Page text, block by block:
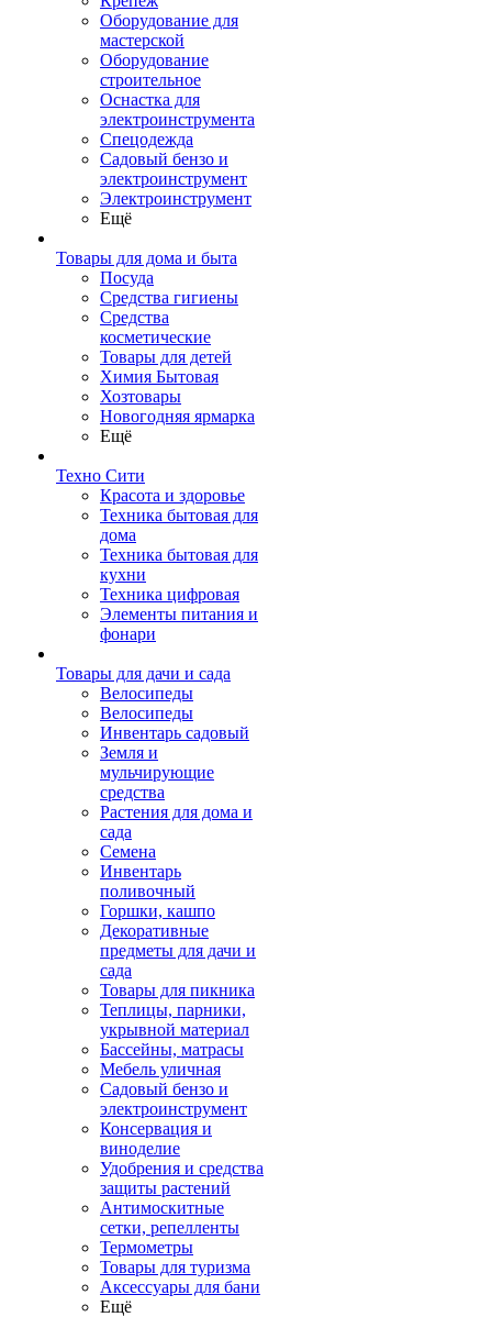
Оборудование для
мастерской
Оборудование
строительное
Оснастка для
электроинструмента
Спецодежда
Садовый бензо и
электроинструмент
Электроинструмент
Ещё
Товары для дома и быта
Посуда
Средства гигиены
Средства
косметические
Товары для детей
Химия Бытовая
Хозтовары
Новогодняя ярмарка
Ещё
Техно Сити
Красота и здоровье
Техника бытовая для
дома
Техника бытовая для
кухни
Техника цифровая
Элементы питания и
фонари
Товары для дачи и сада
Велосипеды
Велосипеды
Инвентарь садовый
Земля и
мульчирующие
средства
Растения для дома и
сада
Семена
Инвентарь
поливочный
Горшки, кашпо
Декоративные
предметы для дачи и
сада
Товары для пикника
Теплицы, парники,
укрывной материал
Бассейны, матрасы
Мебель уличная
Садовый бензо и
электроинструмент
Консервация и
виноделие
Удобрения и средства
защиты растений
Антимоскитные
сетки, репелленты
Термометры
Товары для туризма
Аксессуары для бани
Ещё